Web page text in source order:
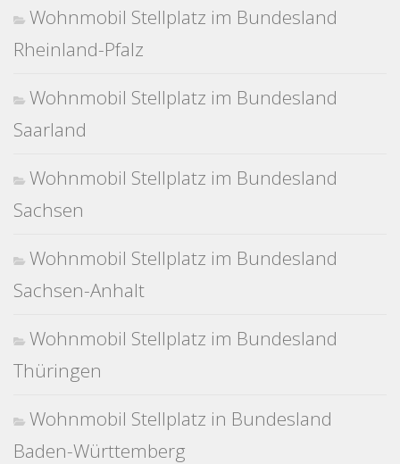
Wohnmobil Stellplatz im Bundesland
Rheinland-Pfalz
Wohnmobil Stellplatz im Bundesland
Saarland
Wohnmobil Stellplatz im Bundesland
Sachsen
Wohnmobil Stellplatz im Bundesland
Sachsen-Anhalt
Wohnmobil Stellplatz im Bundesland
Thüringen
Wohnmobil Stellplatz in Bundesland
Baden-Württemberg